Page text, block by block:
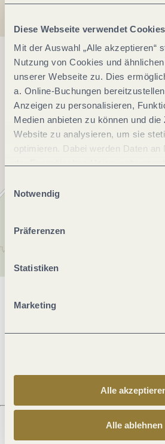
Diese Webseite verwendet Cookies
Mit der Auswahl „Alle akzeptieren“
Nutzung von Cookies und
unserer Webseite zu. Dies
a. Online-Buchungen
Anzeigen zu personalisieren,
Medien anbieten zu können und
Website zu analysieren, um sie
optimieren. Dabei werden Daten an
jederzeit widerrufen werden. Mit
ablehnen" kann es zu
Notwendig
Präferenzen
Statistiken
Marketing
Alle
Alle ablehnen
Allgemeine